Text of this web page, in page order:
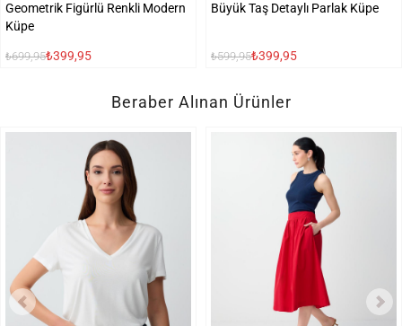
Geometrik Figürlü Renkli Modern
Küpe
₺699,95₺399,95
Büyük Taş Detaylı Parlak Küpe
₺599,95₺399,95
Beraber Alınan Ürünler